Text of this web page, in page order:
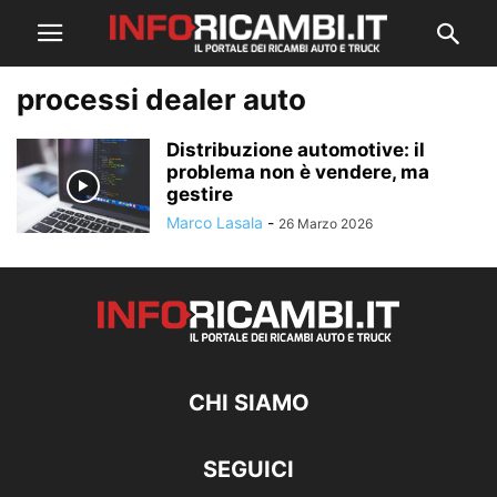
processi dealer auto
Distribuzione automotive: il
problema non è vendere, ma
gestire
Marco Lasala - 26 Marzo 2026
CHI SIAMO
SEGUICI